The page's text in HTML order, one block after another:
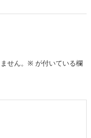
せん。 ※ が付いている欄